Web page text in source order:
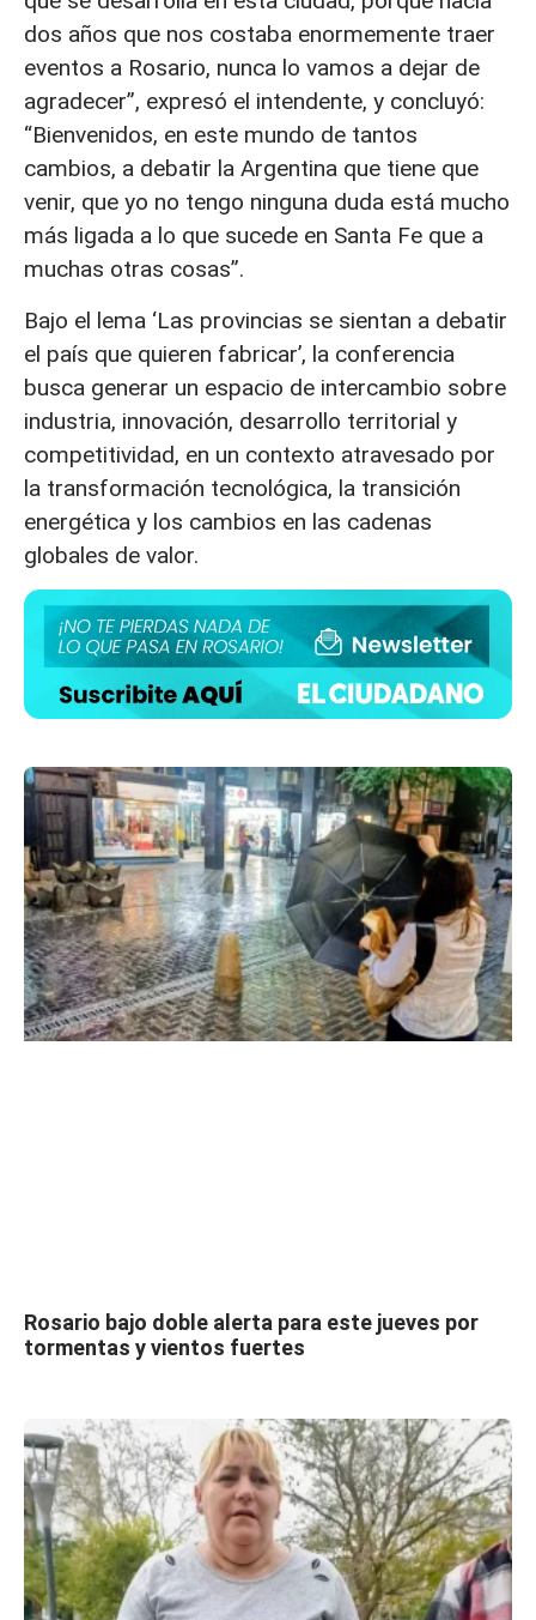
dos años que nos costaba enormemente traer
eventos a Rosario, nunca lo vamos a dejar de
agradecer”, expresó el intendente, y concluyó:
“Bienvenidos, en este mundo de tantos
cambios, a debatir la Argentina que tiene que
venir, que yo no tengo ninguna duda está mucho
más ligada a lo que sucede en Santa Fe que a
muchas otras cosas”.
Bajo el lema ‘Las provincias se sientan a debatir
el país que quieren fabricar’, la conferencia
busca generar un espacio de intercambio sobre
industria, innovación, desarrollo territorial y
competitividad, en un contexto atravesado por
la transformación tecnológica, la transición
energética y los cambios en las cadenas
globales de valor.
Rosario bajo doble alerta para este jueves por
tormentas y vientos fuertes